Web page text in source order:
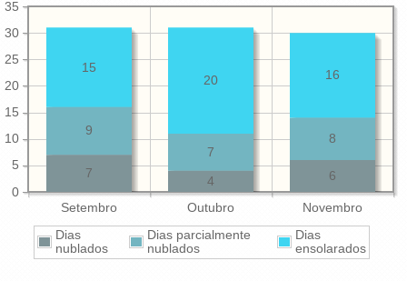
Setembro Outubro Novembro
0
5
10
15
20
25
30
35
6
4
7
8
7
9
16
20
15
Dias
nublados
Dias parcialmente
nublados
Dias
ensolarados